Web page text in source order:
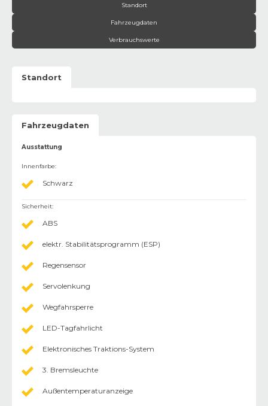
Standort
Fahrzeugdaten
Verbrauchswerte
Standort
Fahrzeugdaten
Ausstattung
Innenfarbe:
Schwarz
Sicherheit:
ABS
elektr. Stabilitätsprogramm (ESP)
Regensensor
Servolenkung
Wegfahrsperre
LED-Tagfahrlicht
Elektronisches Traktions-System
3. Bremsleuchte
Außentemperaturanzeige